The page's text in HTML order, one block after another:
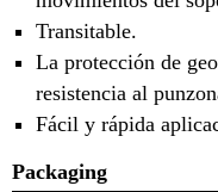
Transitable.
La protección de
resistencia al
Fácil y rápida
Packaging